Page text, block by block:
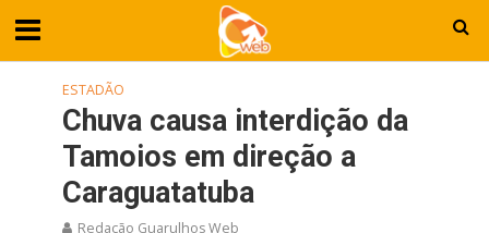
ESTADÃO
Chuva causa interdição da
Tamoios em direção a
Caraguatatuba
Redação Guarulhos Web